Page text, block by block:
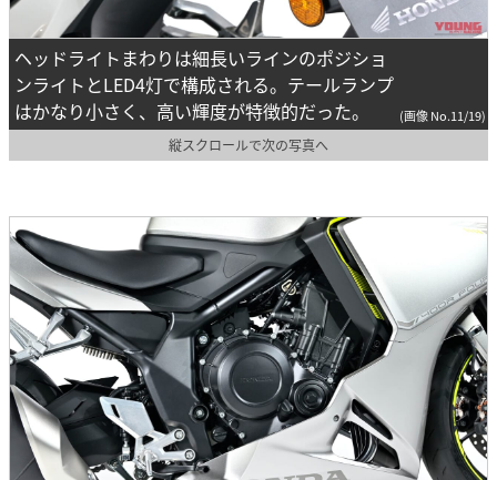
ヘッドライトまわりは細長いラインのポジショ
ンライトとLED4灯で構成される。テールランプ
はかなり小さく、高い輝度が特徴的だった。
(画像 No.11/19)
縦スクロールで次の写真へ